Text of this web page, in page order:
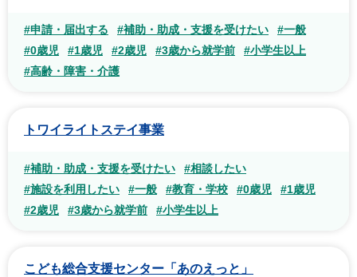
#申請・届出する #補助・助成・支援を受けたい
#一般
#0歳児
#1歳児 #2歳児 #3歳から就学前
#小学生以上
#高齢・障害・介護
トワイライトステイ事業
#補助・助成・支援を受けたい
#相談したい
#施設を利用したい
#一般 #教育・学校 #0歳児
#1歳児
#2歳児
#3歳から就学前 #小学生以上
こども総合支援センター「あのえっと」